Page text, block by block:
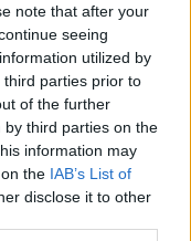
note that after your
seeing
utilized by
parties prior to
of the further
third parties on the
information may
the IAB’s List of
disclose it to other